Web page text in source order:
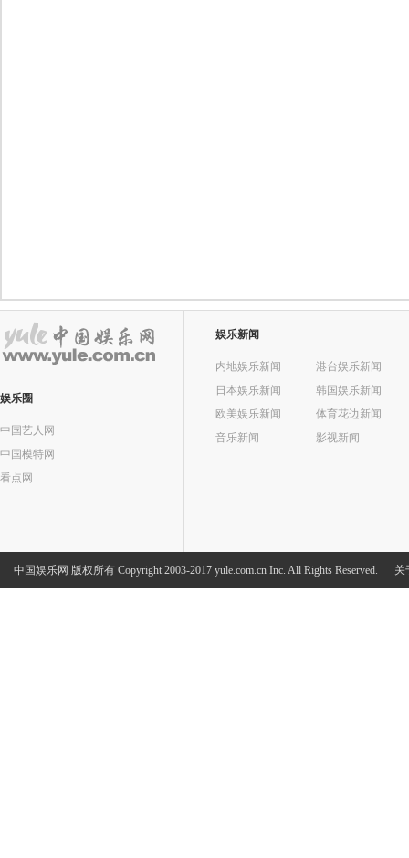
娱乐圈
中国艺人网
中国模特网
看点网
娱乐新闻
内地娱乐新闻
港台娱乐新闻
日本娱乐新闻
韩国娱乐新闻
欧美娱乐新闻
体育花边新闻
音乐新闻
影视新闻
中国娱乐网 版权所有 Copyright 2003-2017 yule.com.cn Inc. All Rights Reserved. 关